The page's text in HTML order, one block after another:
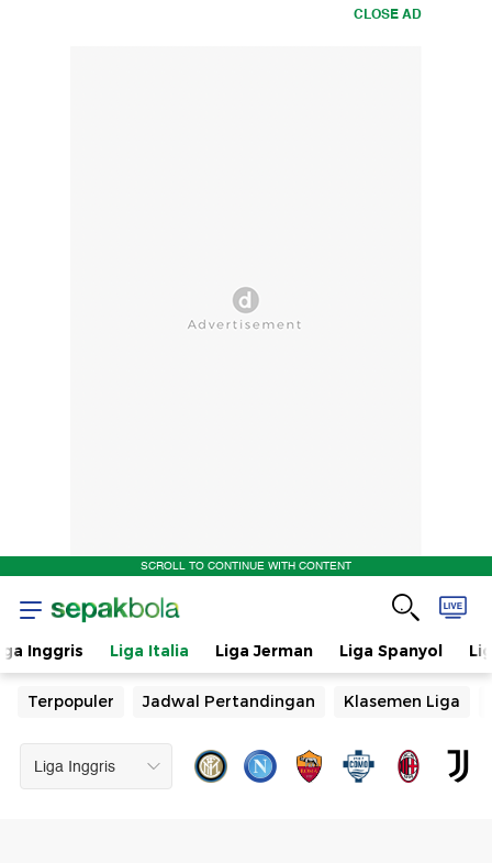
CLOSE AD
SCROLL TO CONTINUE WITH CONTENT
Inggris Liga Italia Liga Jerman Liga Spanyol
Terpopuler Jadwal Pertandingan Klasemen Liga